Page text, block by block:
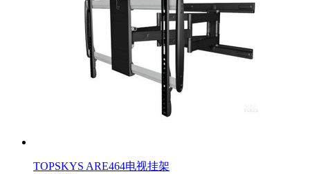
TOPSKYS ARE464电视挂架